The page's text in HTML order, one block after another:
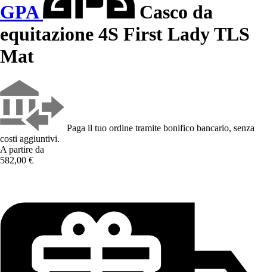
GPA
Casco da
equitazione 4S First Lady TLS
Mat
Paga il tuo ordine tramite bonifico bancario, senza
costi aggiuntivi.
A partire da
582,00 €